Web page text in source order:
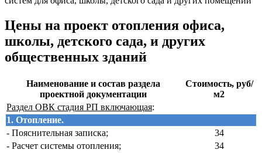
Цены на проект отопления офиса,
школы, детского сада, и других
общественных зданий
Наименование и состав раздела
проектной документации
Стоимость, руб/
м2
Раздел ОВК стадия РП включающая:
1. Отопление.
- Пояснительная записка;
34
- Расчет системы отопления;
34